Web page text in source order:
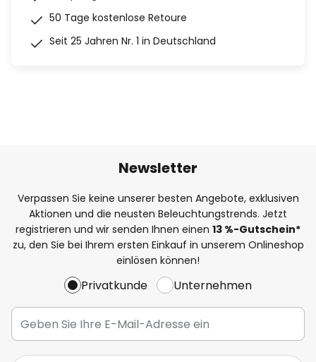
50 Tage kostenlose Retoure
Seit 25 Jahren Nr. 1 in Deutschland
Newsletter
Verpassen Sie keine unserer besten Angebote, exklusiven
Aktionen und die neusten Beleuchtungstrends. Jetzt
registrieren und wir senden Ihnen einen 13 %-Gutschein*
zu, den Sie bei Ihrem ersten Einkauf in unserem Onlineshop
einlösen können!
Privatkunde Unternehmen